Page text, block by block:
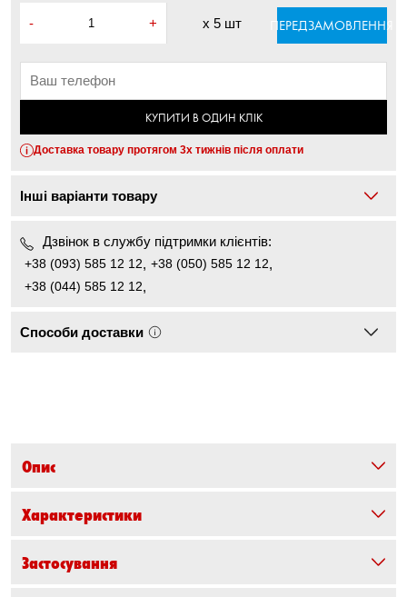
- + x 5 шт ПЕРЕДЗАМОВЛЕННЯ
КУПИТИ В ОДИН КЛІК
Доставка товару протягом 3х тижнів після оплати
Інші варіанти товару
Дзвінок в службу підтримки клієнтів:
+38 (093) 585 12 12, +38 (050) 585 12 12,
+38 (044) 585 12 12,
Способи доставки
Опис
Характеристики
Застосування